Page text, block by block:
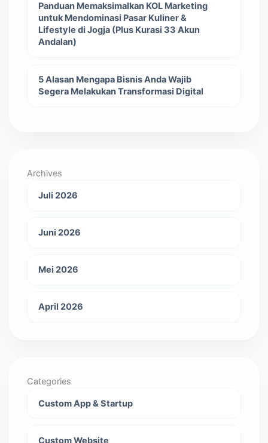
Panduan Memaksimalkan KOL Marketing
untuk Mendominasi Pasar Kuliner &
Lifestyle di Jogja (Plus Kurasi 33 Akun
Andalan)
5 Alasan Mengapa Bisnis Anda Wajib
Segera Melakukan Transformasi Digital
Archives
Juli 2026
Juni 2026
Mei 2026
April 2026
Categories
Custom App & Startup
Custom Website